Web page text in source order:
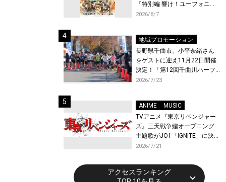
『特別編 響け！ユーフォニア
ム〜アンサンブルコンテス
映が決定！
2026/8/7
地域プロモーション
長野県千曲市、小平奈緒さん
をゲストに迎え11月22日開催
決定！「第12回千曲川ハーフ
マラソン」エントリー受付開
2026/7/23
ANIME
MUSIC
TVアニメ『東京リベンジャー
ズ』三天戦争編オープニング
主題歌がJO1「IGNITE」に決
定！メンバー全員から喜びと
トが到着！9月に東京・大阪で
先行上映会を開催！
2026/7/21
アクセスランキング